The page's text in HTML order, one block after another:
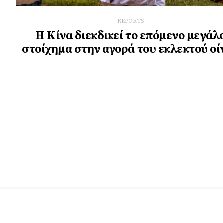
REPORTS
Η Κίνα διεκδικεί το επόμενο
στοίχημα στην αγορά του εκλεκτού